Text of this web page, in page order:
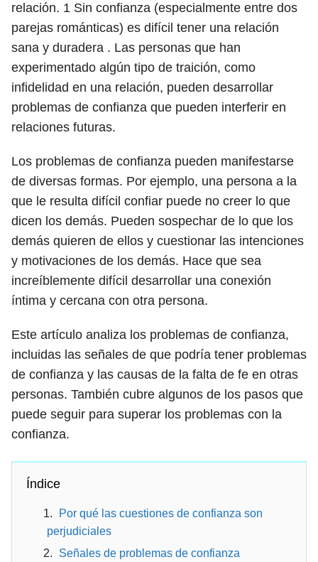
relación. 1 Sin confianza (especialmente entre dos
parejas románticas) es difícil tener una relación
sana y duradera . Las personas que han
experimentado algún tipo de traición, como
infidelidad en una relación, pueden desarrollar
problemas de confianza que pueden interferir en
relaciones futuras.
Los problemas de confianza pueden manifestarse
de diversas formas. Por ejemplo, una persona a la
que le resulta difícil confiar puede no creer lo que
dicen los demás. Pueden sospechar de lo que los
demás quieren de ellos y cuestionar las intenciones
y motivaciones de los demás. Hace que sea
increíblemente difícil desarrollar una conexión
íntima y cercana con otra persona.
Este artículo analiza los problemas de confianza,
incluidas las señales de que podría tener problemas
de confianza y las causas de la falta de fe en otras
personas. También cubre algunos de los pasos que
puede seguir para superar los problemas con la
confianza.
Índice
Por qué las cuestiones de confianza son
perjudiciales
Señales de problemas de confianza